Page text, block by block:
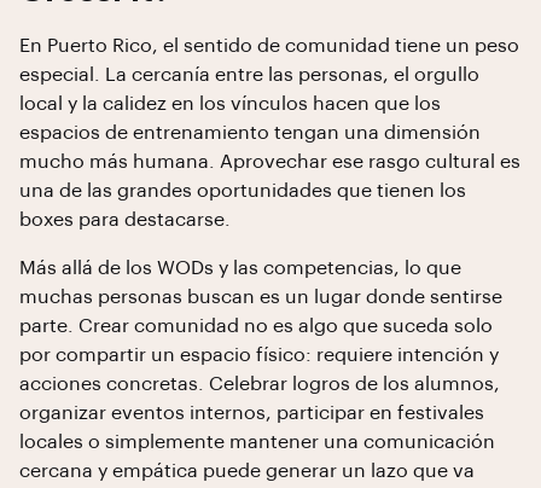
En Puerto Rico, el sentido de comunidad tiene un peso
especial. La cercanía entre las personas, el orgullo
local y la calidez en los vínculos hacen que los
espacios de entrenamiento tengan una dimensión
mucho más humana. Aprovechar ese rasgo cultural es
una de las grandes oportunidades que tienen los
boxes para destacarse.
Más allá de los WODs y las competencias, lo que
muchas personas buscan es un lugar donde sentirse
parte. Crear comunidad no es algo que suceda solo
por compartir un espacio físico: requiere intención y
acciones concretas. Celebrar logros de los alumnos,
organizar eventos internos, participar en festivales
locales o simplemente mantener una comunicación
cercana y empática puede generar un lazo que va